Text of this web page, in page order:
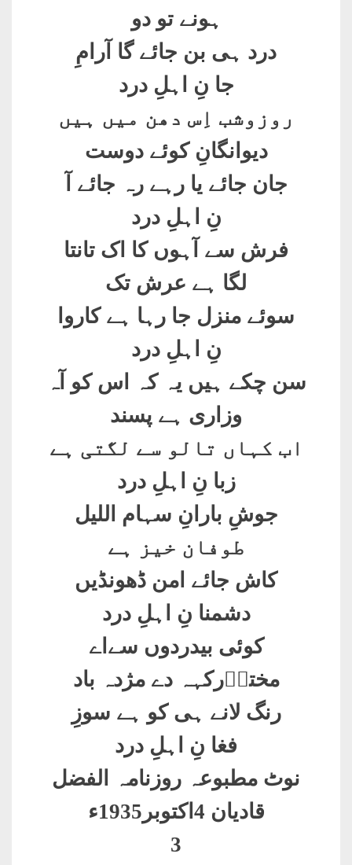
ہونے تو دو
درد ہی بن جائے گا آرامِ
جا نِ اہلِ درد
روزوشب اِس دھن میں ہیں
دیوانگانِ کوئے دوست
جان جائے یا رہے رہ جائے آ
نِ اہلِ درد
فرش سے آہوں کا اک تانتا
لگا ہے عرش تک
سوئے منزل جا رہا ہے کاروا
نِ اہلِ درد
سن چکے ہیں یہ کہ اس کو آہ
وزاری ہے پسند
اب کہاں تالو سے لگتی ہے
زبا نِ اہلِ درد
جوشِ بارانِ سہام اللیل
طوفان خیز ہے
کاش جائے امن ڈھونڈیں
دشمنا نِ اہلِ درد
کوئی بیدردوں سےاے
مختاؔرکہہ دے مژدہ باد
رنگ لانے ہی کو ہے سوزِ
فغا نِ اہلِ درد
نوٹ مطبوعہ روزنامہ الفضل
قادیان 4اکتوبر1935ء
3